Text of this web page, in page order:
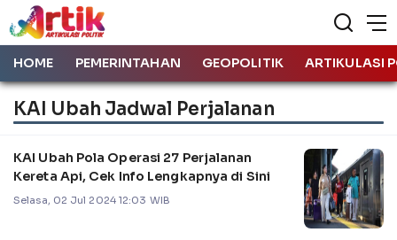
HOME PEMERINTAHAN GEOPOLITIK ARTIKULASI
KAI Ubah Jadwal Perjalanan
KAI Ubah Pola Operasi 27 Perjalanan
Kereta Api, Cek Info Lengkapnya di Sini
Selasa, 02 Jul 2024 12:03 WIB